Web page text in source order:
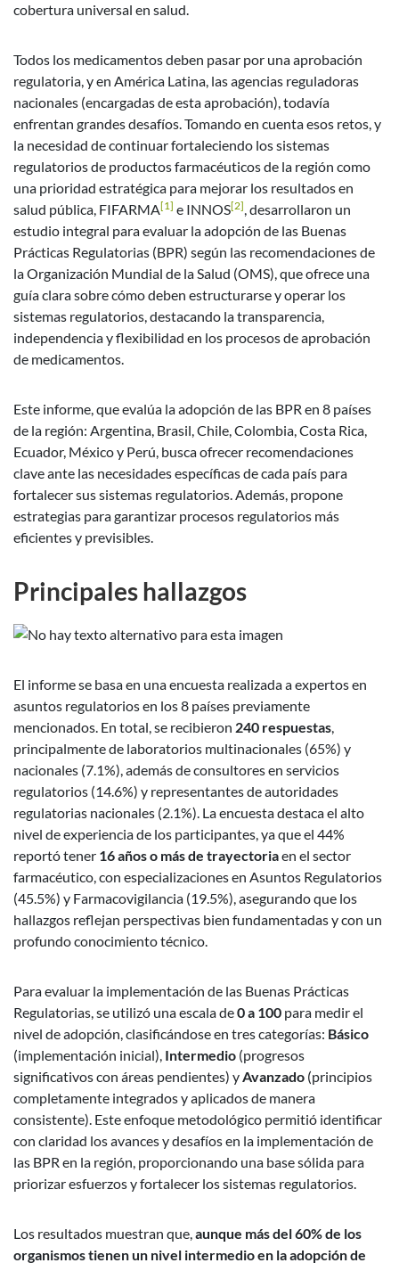
cobertura universal en salud.
Todos los medicamentos deben pasar por una aprobación
regulatoria, y en América Latina, las agencias reguladoras
nacionales (encargadas de esta aprobación), todavía
enfrentan grandes desafíos. Tomando en cuenta esos retos, y
la necesidad de continuar fortaleciendo los sistemas
regulatorios de productos farmacéuticos de la región como
una prioridad estratégica para mejorar los resultados en
salud pública, FIFARMA[1] e INNOS[2], desarrollaron un
estudio integral para evaluar la adopción de las Buenas
Prácticas Regulatorias (BPR) según las recomendaciones de
la Organización Mundial de la Salud (OMS), que ofrece una
guía clara sobre cómo deben estructurarse y operar los
sistemas regulatorios, destacando la transparencia,
independencia y flexibilidad en los procesos de aprobación
de medicamentos.
Este informe, que evalúa la adopción de las BPR en 8 países
de la región: Argentina, Brasil, Chile, Colombia, Costa Rica,
Ecuador, México y Perú, busca ofrecer recomendaciones
clave ante las necesidades específicas de cada país para
fortalecer sus sistemas regulatorios. Además, propone
estrategias para garantizar procesos regulatorios más
eficientes y previsibles.
Principales hallazgos
El informe se basa en una encuesta realizada a expertos en
asuntos regulatorios en los 8 países previamente
mencionados. En total, se recibieron 240 respuestas,
principalmente de laboratorios multinacionales (65%) y
nacionales (7.1%), además de consultores en servicios
regulatorios (14.6%) y representantes de autoridades
regulatorias nacionales (2.1%). La encuesta destaca el alto
nivel de experiencia de los participantes, ya que el 44%
reportó tener 16 años o másde trayectoriaen el sector
farmacéutico, con especializaciones en Asuntos Regulatorios
(45.5%) y Farmacovigilancia (19.5%), asegurando que los
hallazgos reflejan perspectivas bien fundamentadas y con un
profundo conocimiento técnico.
Para evaluar la implementación de las Buenas Prácticas
Regulatorias, se utilizó una escala de0 a 100 para medir el
nivel de adopción, clasificándose en tres categorías: Básico
(implementación inicial), Intermedio (progresos
significativos con áreas pendientes) yAvanzado (principios
completamente integrados y aplicados de manera
consistente). Este enfoque metodológico permitió identificar
con claridad los avances y desafíos en la implementación de
las BPR en la región, proporcionando una base sólida para
priorizar esfuerzos y fortalecer los sistemas regulatorios.
Los resultados muestran que,aunque más del 60% de los
organismos tienen un nivel intermedio en la adopción de